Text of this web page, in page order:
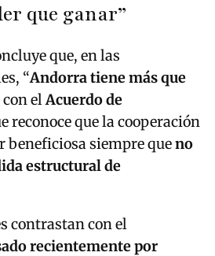
que ganar”
que, en las
“Andorra tiene más que
con elAcuerdo de
reconoce que la cooperación
beneficiosa siempre queno
estructural de
contrastan con el
recientemente por